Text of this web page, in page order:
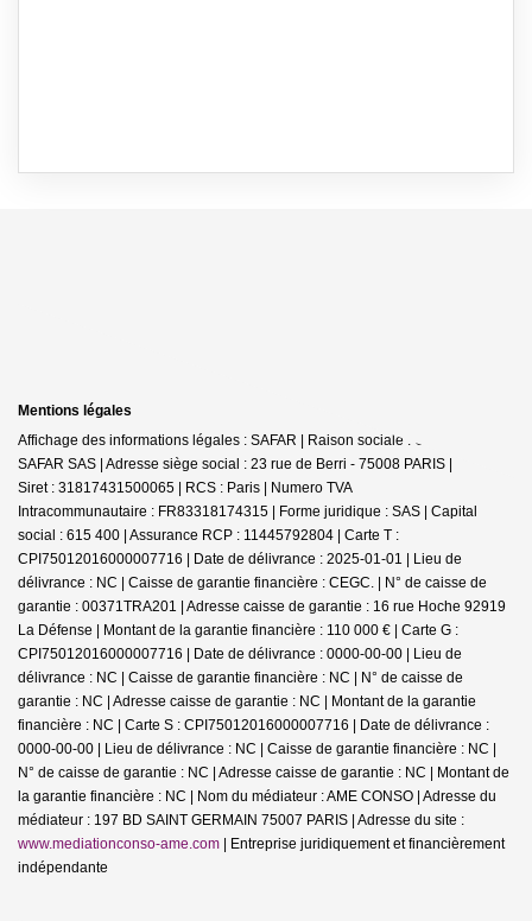
Mentions légales
Affichage des informations légales : SAFAR | Raison sociale : GERARD
SAFAR SAS | Adresse siège social : 23 rue de Berri - 75008 PARIS |
Siret : 31817431500065 | RCS : Paris | Numero TVA
Intracommunautaire : FR83318174315 | Forme juridique : SAS | Capital
social : 615 400 | Assurance RCP : 11445792804 | Carte T :
CPI75012016000007716 | Date de délivrance : 2025-01-01 | Lieu de
délivrance : NC | Caisse de garantie financière : CEGC. | N° de caisse de
garantie : 00371TRA201 | Adresse caisse de garantie : 16 rue Hoche 92919
La Défense | Montant de la garantie financière : 110 000 € | Carte G :
CPI75012016000007716 | Date de délivrance : 0000-00-00 | Lieu de
délivrance : NC | Caisse de garantie financière : NC | N° de caisse de
garantie : NC | Adresse caisse de garantie : NC | Montant de la garantie
financière : NC | Carte S : CPI75012016000007716 | Date de délivrance :
0000-00-00 | Lieu de délivrance : NC | Caisse de garantie financière : NC |
N° de caisse de garantie : NC | Adresse caisse de garantie : NC | Montant de
la garantie financière : NC | Nom du médiateur : AME CONSO | Adresse du
médiateur : 197 BD SAINT GERMAIN 75007 PARIS | Adresse du site :
www.mediationconso-ame.com | Entreprise juridiquement et financièrement
indépendante